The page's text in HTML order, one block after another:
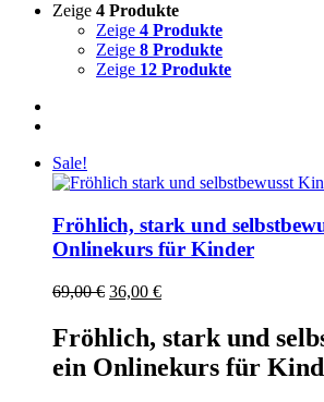
Zeige 4 Produkte
Zeige 4 Produkte
Zeige 8 Produkte
Zeige 12 Produkte
Sale!
Fröhlich, stark und
Onlinekurs für Kinder
69,00€ Ursprünglicher
war:
69,00 €
36,00 €Aktueller
ist:
36,00 €.
Fröhlich, stark und
ein Onlinekurs für